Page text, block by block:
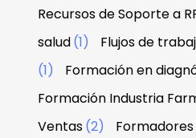
Recursos de Soporte a
salud(1) Flujos de
(1)
Formación en
Formación Industria
Ventas(2)